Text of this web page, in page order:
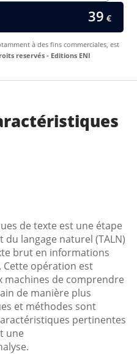
39 €
à des fins commerciales, est
reservés - Editions ENI
de texte est une étape
langage naturel (TALN)
brut en informations
Cette opération est
de comprendre
de manière plus
et méthodes sont
pertinentes
une